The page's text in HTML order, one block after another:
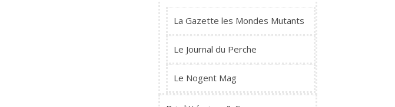
La Gazette les Mondes Mutants
Le Journal du Perche
Le Nogent Mag